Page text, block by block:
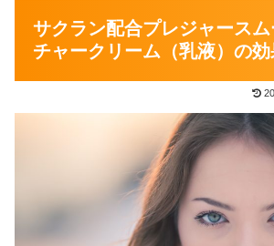
サクラン配合プレジャース
チャークリーム（乳液）の効